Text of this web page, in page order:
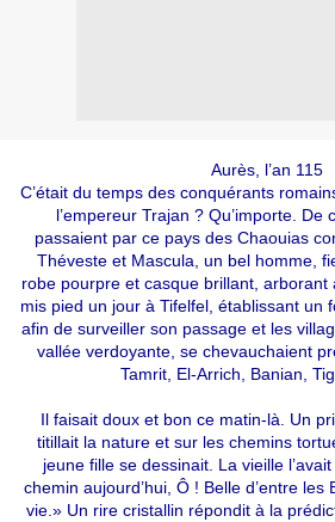
Aurès, l’an 115
C’était du temps des conquérants
l’empereur Trajan ? Qu’importe. De
passaient par ce pays des Chaouias
Théveste et Mascula, un bel homme,
robe pourpre et casque brillant,
mis pied un jour à Tifelfel, établissant un
afin de surveiller son passage et les
vallée verdoyante, se chevauchaient
Tamrit, El-Arrich, Banian,
Il faisait doux et bon ce matin-là. Un
titillait la nature et sur les chemins
jeune fille se dessinait. La vieille
chemin aujourd’hui, Ô ! Belle d’entre
vie.» Un rire cristallin répondit à la